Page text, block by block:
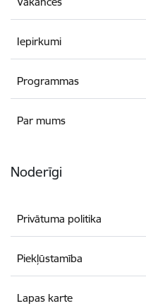
Iepirkumi
Programmas
Par mums
Noderīgi
Privātuma politika
Piekļūstamība
Lapas karte